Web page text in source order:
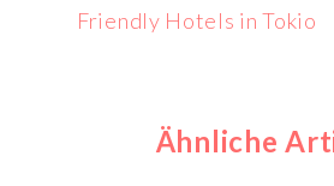
Friendly Hotels in Tokio
Ähnliche